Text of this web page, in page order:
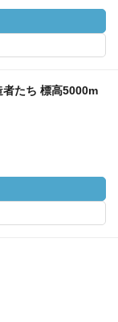
者たち 標高5000m